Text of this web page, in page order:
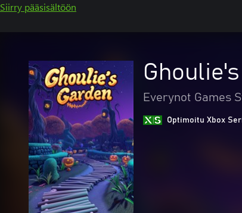
Siirry pääsisältöön
Everynot Games
Optimoitu Xbox